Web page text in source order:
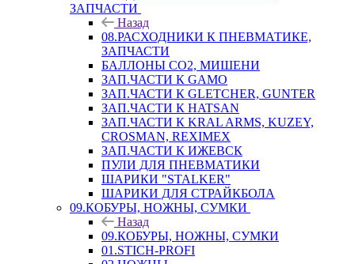
ЗАПЧАСТИ
Назад
08.РАСХОДНИКИ К ПНЕВМАТИКЕ,
ЗАПЧАСТИ
БАЛЛОНЫ CO2, МИШЕНИ
ЗАП.ЧАСТИ К GAMO
ЗАП.ЧАСТИ К GLETCHER, GUNTER
ЗАП.ЧАСТИ К HATSAN
ЗАП.ЧАСТИ К KRAL ARMS, KUZEY,
CROSMAN, REXIMEX
ЗАП.ЧАСТИ К ИЖЕВСК
ПУЛИ ДЛЯ ПНЕВМАТИКИ
ШАРИКИ "STALKER"
ШАРИКИ ДЛЯ СТРАЙКБОЛА
09.КОБУРЫ, НОЖНЫ, СУМКИ
Назад
09.КОБУРЫ, НОЖНЫ, СУМКИ
01.STICH-PROFI